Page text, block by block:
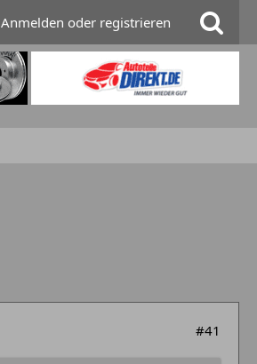
Anmelden oder registrieren
#41